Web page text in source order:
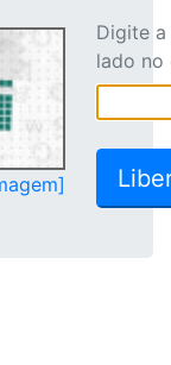
Digite
lado no